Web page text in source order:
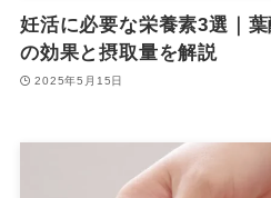
妊活に必要な栄養素3選｜
の効果と摂取量を解説
2025年5月15日